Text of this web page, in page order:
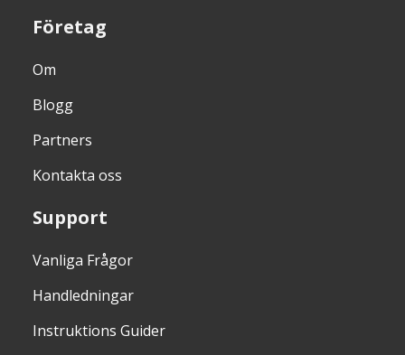
Företag
Om
Blogg
Partners
Kontakta oss
Support
Vanliga Frågor
Handledningar
Instruktions Guider